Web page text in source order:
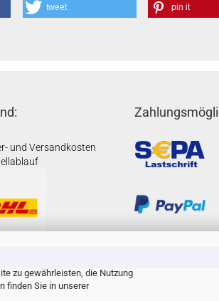
zu gewährleisten, die Nutzung
finden Sie in unserer
tweet pin it
und Versandkosten
2026